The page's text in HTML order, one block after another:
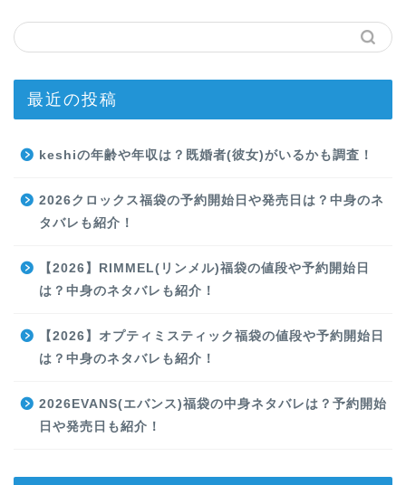
最近の投稿
keshiの年齢や年収は？既婚者(彼女)がいるかも調査！
2026クロックス福袋の予約開始日や発売日は？中身のネ
タバレも紹介！
【2026】RIMMEL(リンメル)福袋の値段や予約開始日
は？中身のネタバレも紹介！
【2026】オプティミスティック福袋の値段や予約開始日
は？中身のネタバレも紹介！
2026EVANS(エバンス)福袋の中身ネタバレは？予約開始
日や発売日も紹介！